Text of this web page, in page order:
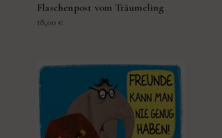
Flaschenpost vom Träumeling
18,00 €